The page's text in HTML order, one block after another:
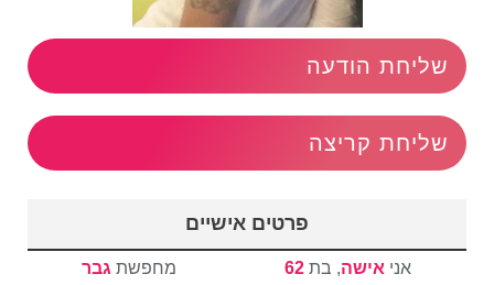
שליחת הודעה
שליחת קריצה
פרטים אישיים
אני אישה, בת 62 מחפשת גבר